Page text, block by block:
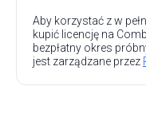
Aby korzystać z w
kupić licencję na
bezpłatny okres
jest zarządzane przez